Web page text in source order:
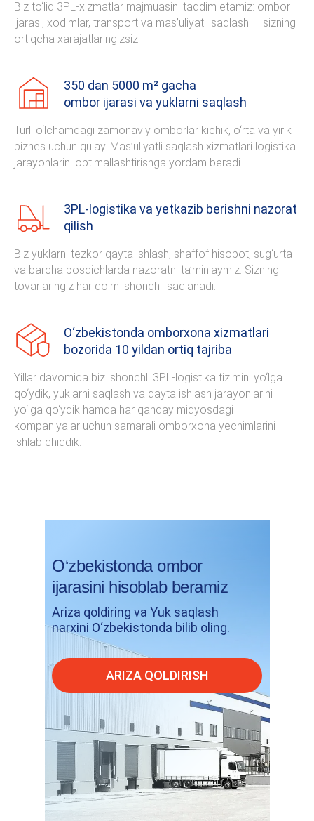
Biz to‘liq 3PL-xizmatlar majmuasini taqdim etamiz: ombor
ijarasi, xodimlar, transport va mas’uliyatli saqlash — sizning
ortiqcha xarajatlaringizsiz.
350 dan 5000 m² gacha
ombor ijarasi va yuklarni saqlash
Turli o‘lchamdagi zamonaviy omborlar kichik, o‘rta va yirik
biznes uchun qulay. Mas’uliyatli saqlash xizmatlari logistika
jarayonlarini optimallashtirishga yordam beradi.
3PL-logistika va yetkazib berishni nazorat
qilish
Biz yuklarni tezkor qayta ishlash, shaffof hisobot, sug‘urta
va barcha bosqichlarda nazoratni ta’minlaymiz. Sizning
tovarlaringiz har doim ishonchli saqlanadi.
O‘zbekistonda omborxona xizmatlari
bozorida 10 yildan ortiq tajriba
Yillar davomida biz ishonchli 3PL-logistika tizimini yo‘lga
qo‘ydik, yuklarni saqlash va qayta ishlash jarayonlarini
yo‘lga qo‘ydik hamda har qanday miqyosdagi
kompaniyalar uchun samarali omborxona yechimlarini
ishlab chiqdik.
ARIZA QOLDIRISH
O‘zbekistonda ombor
ijarasini hisoblab beramiz
Ariza qoldiring va Yuk saqlash
narxini O‘zbekistonda bilib oling.